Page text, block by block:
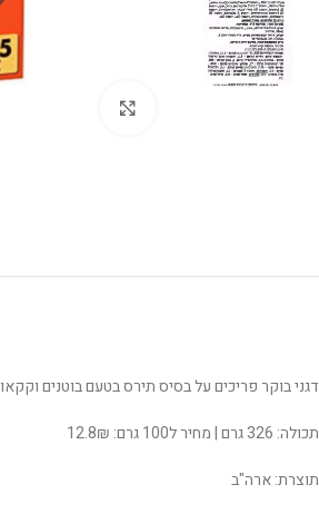
דגני בוקר פריכים על בסיס תירס בטעם בוטנים וקקאו
תכולה: 326 גרם | מחיר ל100 גרם: 12.8₪
תוצרת: ארה"ב